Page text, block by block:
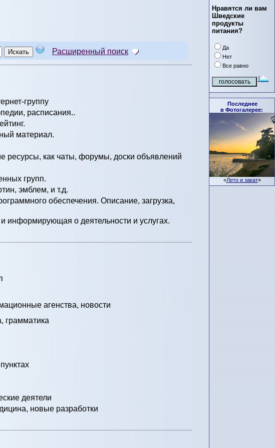
Нравятся ли вам
Шведские
продукты
питания?
Да
Нет
Все равно
Последнее
в Фотогалерее:
«Лето и закат»
Расширенный поиск
группу
расписания..
материал.
ресурсы, как чаты, форумы, доски объявлений
групп.
эмблем, и т.д.
обеспечения. Описание, загрузка,
информирующая о деятельности и услугах.
агенства, новости
грамматика
деятели
новые разработки